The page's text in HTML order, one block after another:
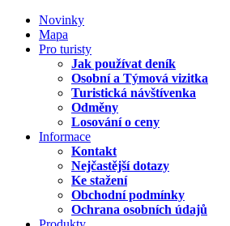
Novinky
Mapa
Pro turisty
Jak používat deník
Osobní a Týmová vizitka
Turistická návštívenka
Odměny
Losování o ceny
Informace
Kontakt
Nejčastější dotazy
Ke stažení
Obchodní podmínky
Ochrana osobních údajů